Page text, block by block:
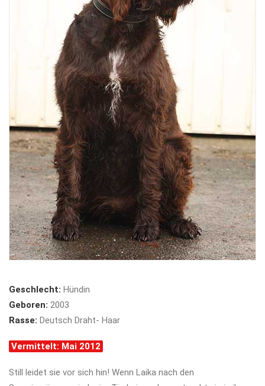
Geschlecht: Hündin
Geboren: 2003
Rasse: Deutsch Draht- Haar
Vermittelt: Mai 2012
Still leidet sie vor sich hin! Wenn Laika nach den